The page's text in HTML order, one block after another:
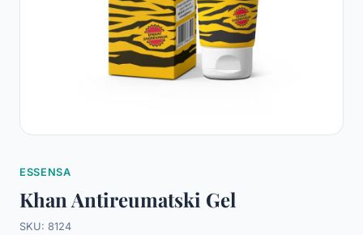
ESSENSA
Khan Antireumatski Gel
SKU: 8124